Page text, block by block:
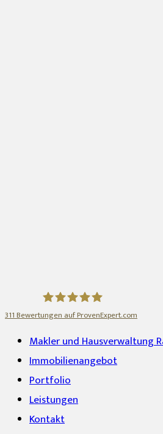
Gottschling Immobilien GmbH
311Bewertungen auf ProvenExpert.com
Makler und Hausverwaltung
Immobilienangebot
Portfolio
Leistungen
Kontakt